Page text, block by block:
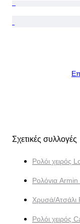
Σχετικές συλλογές
Ρολόι χειρός
Ρολόγια
Χρυσά/Ατσάλι
Ρολόι χειρός